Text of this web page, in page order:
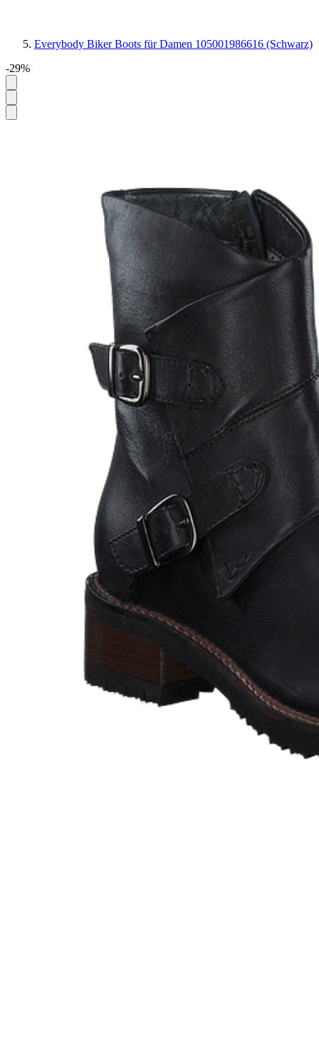
Everybody Biker Boots für Damen 105001986616 (Schwarz)
-29%